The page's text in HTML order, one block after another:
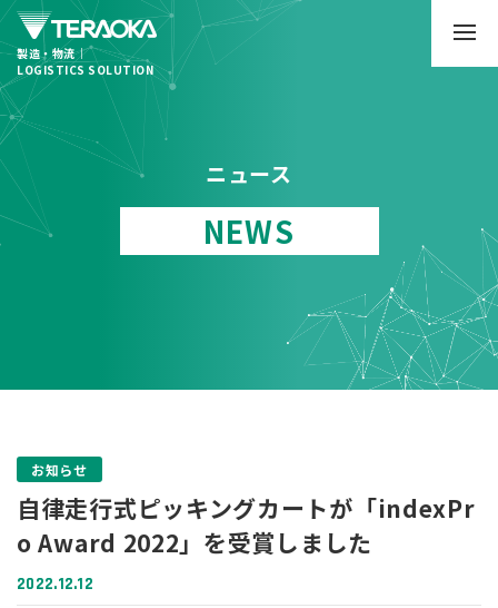
製造・物流｜
LOGISTICS SOLUTION
ニュース
NEWS
お知らせ
自律走行式ピッキングカートが「indexPr
o Award 2022」を受賞しました
2022.12.12